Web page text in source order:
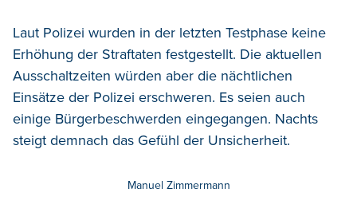
Laut Polizei wurden in der letzten Testphase keine
Erhöhung der Straftaten festgestellt. Die aktuellen
Ausschaltzeiten würden aber die nächtlichen
Einsätze der Polizei erschweren. Es seien auch
einige Bürgerbeschwerden eingegangen. Nachts
steigt demnach das Gefühl der Unsicherheit.
Manuel Zimmermann